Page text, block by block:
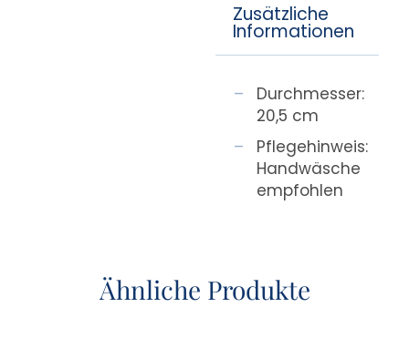
Zusätzliche
Informationen
Durchmesser:
20,5 cm
Pflegehinweis:
Handwäsche
empfohlen
Ähnliche Produkte